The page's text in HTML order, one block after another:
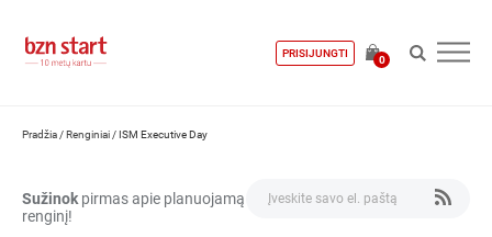
PRISIJUNGTI
0
Pradžia /Renginiai / ISM Executive Day
Sužinok pirmas apie planuojamą
renginį!